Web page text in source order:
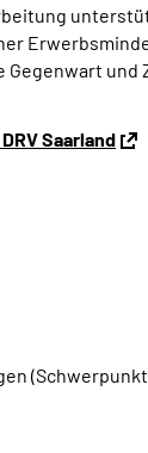
Saarland